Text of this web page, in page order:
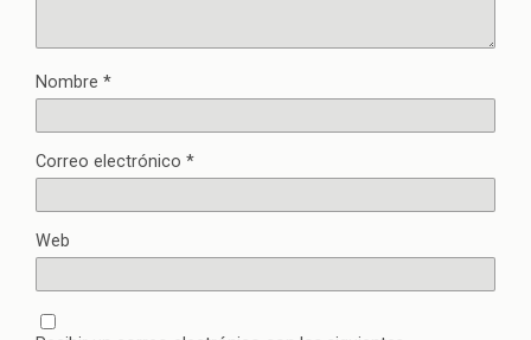
Nombre *
Correo electrónico *
Web